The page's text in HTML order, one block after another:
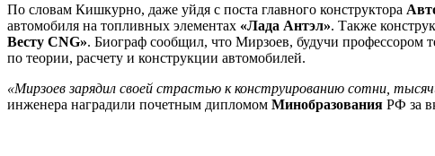
По словам Кишкурно, даже уйдя с поста главного конструктора
автомобиля на топливных элементах «Лада Антэл». Также
Весту CNG». Биограф сообщил, что Мирзоев, будучи профессором
по теории, расчету и конструкции автомобилей.
«Мирзоев зарядил своей страстью к конструированию сотни,
инженера наградили почетным дипломом Минобразования РФ за